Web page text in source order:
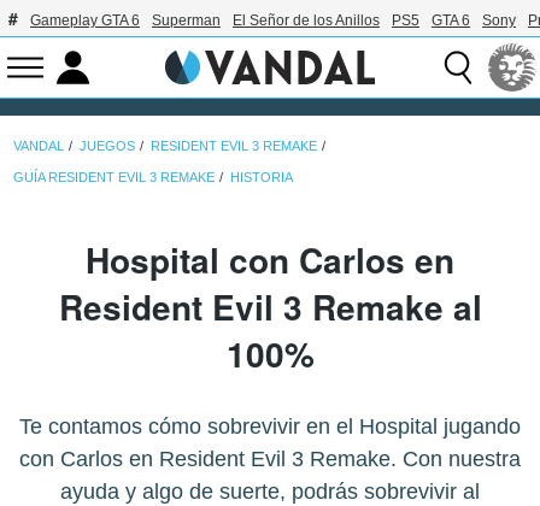
Gameplay GTA 6 Superman El Señor de los Anillos PS5 GTA 6 Sony
VANDAL JUEGOS RESIDENT EVIL 3 REMAKE
GUÍA RESIDENT EVIL 3 REMAKE HISTORIA
Hospital con Carlos en
Resident Evil 3 Remake al
100%
Te contamos cómo sobrevivir en el Hospital jugando
con Carlos en Resident Evil 3 Remake. Con nuestra
ayuda y algo de suerte, podrás sobrevivir al